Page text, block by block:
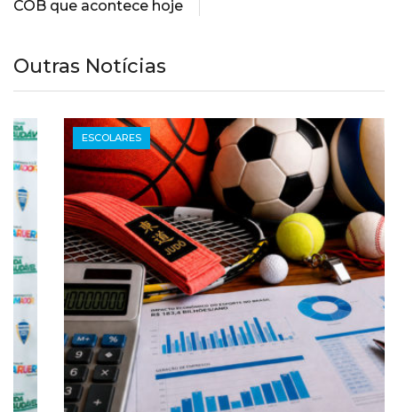
COB que acontece hoje
Outras Notícias
ESCOLARES